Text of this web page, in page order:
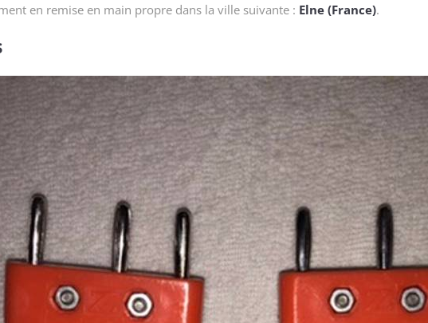
en remise en main propre dans la ville suivante : Elne (France).